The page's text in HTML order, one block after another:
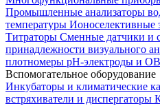
Промышленные анализаторы
температуры Ионоселективные
Титраторы Сменные датчики и
принадлежности визуального
плотномеры pH-электроды и
Вспомогательное оборудование
Инкубаторы и климатические
встряхиватели и диспергаторы